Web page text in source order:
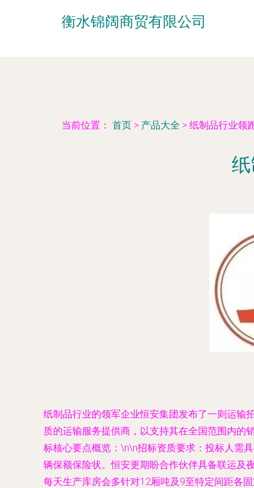
衡水锦阔商贸有限公司
当前位置： 首页 > 产品大全 > 纸制品行业领
纸制品行业的领军企业恒安集团发布了一则运输
质的运输服务提供商，以支持其在全国范围内的
标核心要点概览：\n\n招标资质要求：投标人需
辆保额保险状。恒安更期盼合作伙伴具备联运及
每天生产库房会多针对12厢吨及9至特定间距各